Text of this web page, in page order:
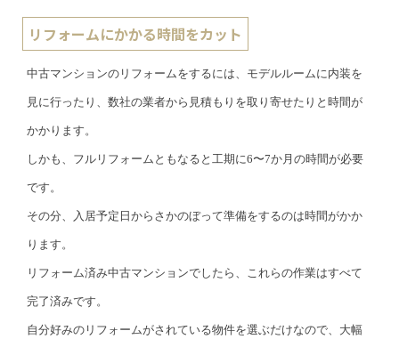
リフォームにかかる時間をカット
中古マンションのリフォームをするには、モデルルームに内装を
見に行ったり、数社の業者から見積もりを取り寄せたりと時間が
かかります。
しかも、フルリフォームともなると工期に6〜7か月の時間が必要
です。
その分、入居予定日からさかのぼって準備をするのは時間がかか
ります。
リフォーム済み中古マンションでしたら、これらの作業はすべて
完了済みです。
自分好みのリフォームがされている物件を選ぶだけなので、大幅